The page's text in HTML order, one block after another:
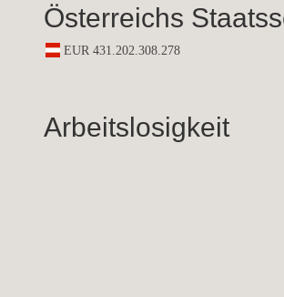
Österreichs
Arbeitslosigkeit